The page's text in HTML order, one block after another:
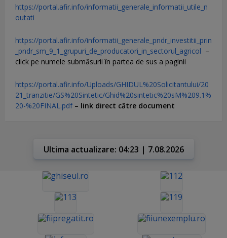
https://portal.afir.info/informatii_generale_informatii_utile_n
outati
https://portal.afir.info/informatii_generale_pndr_investitii_prin
_pndr_sm_9_1_grupuri_de_producatori_in_sectorul_agricol –
click pe numele submăsurii în partea de sus a paginii
https://portal.afir.info/Uploads/GHIDUL%20Solicitantului/20
21_tranzitie/GS%20Sintetic/Ghid%20sintetic%20sM%209.1%
20-%20FINAL.pdf– link direct către document
Ultima actualizare: 04:23 | 7.08.2026